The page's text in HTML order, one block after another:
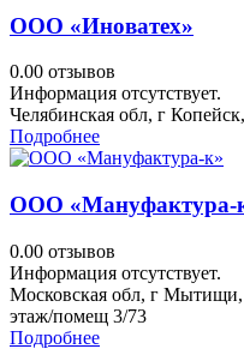
ООО «Иноватех»
0.00 отзывов
Информация отсутствует.
Челябинская обл, г
Подробнее
ООО «Мануфактура-
0.00 отзывов
Информация отсутствует.
Московская обл, г
этаж/помещ 3/73
Подробнее